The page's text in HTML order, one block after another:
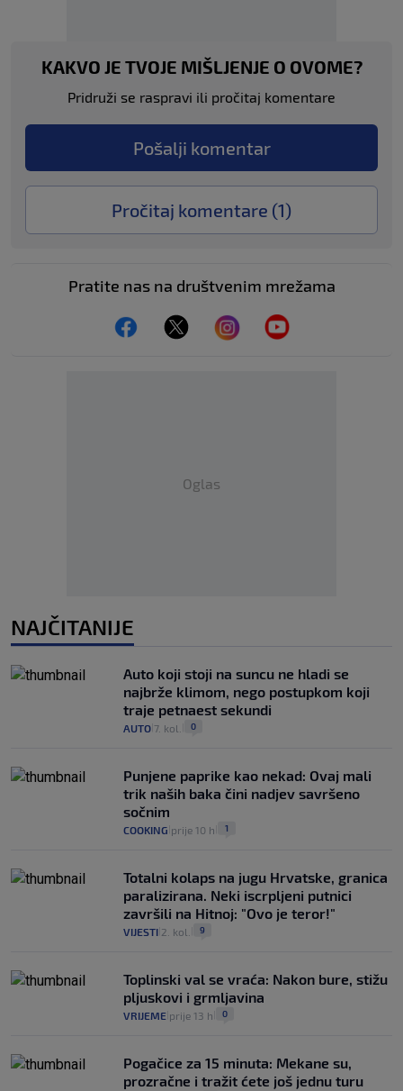
KAKVO JE TVOJE MIŠLJENJE O OVOME?
Pridruži se raspravi ili pročitaj komentare
Pošalji komentar
Pročitaj komentare (1)
Pratite nas na društvenim mrežama
Oglas
NAJČITANIJE
Auto koji stoji na suncu ne hladi se
najbrže klimom, nego postupkom koji
traje petnaest sekundi
AUTO 7. kol. 0
Punjene paprike kao nekad: Ovaj mali
trik naših baka čini nadjev savršeno
sočnim
COOKING prije 10 h 1
Totalni kolaps na jugu Hrvatske, granica
paralizirana. Neki iscrpljeni putnici
završili na Hitnoj: "Ovo je teror!"
VIJESTI 2. kol. 9
Toplinski val se vraća: Nakon bure, stižu
pljuskovi i grmljavina
VRIJEME prije 13 h 0
Pogačice za 15 minuta: Mekane su,
prozračne i tražit ćete još jednu turu